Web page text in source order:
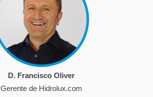
D. Francisco Oliver
Gerente de Hidrolux.com